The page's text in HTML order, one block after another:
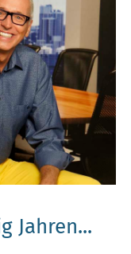
Jahren...